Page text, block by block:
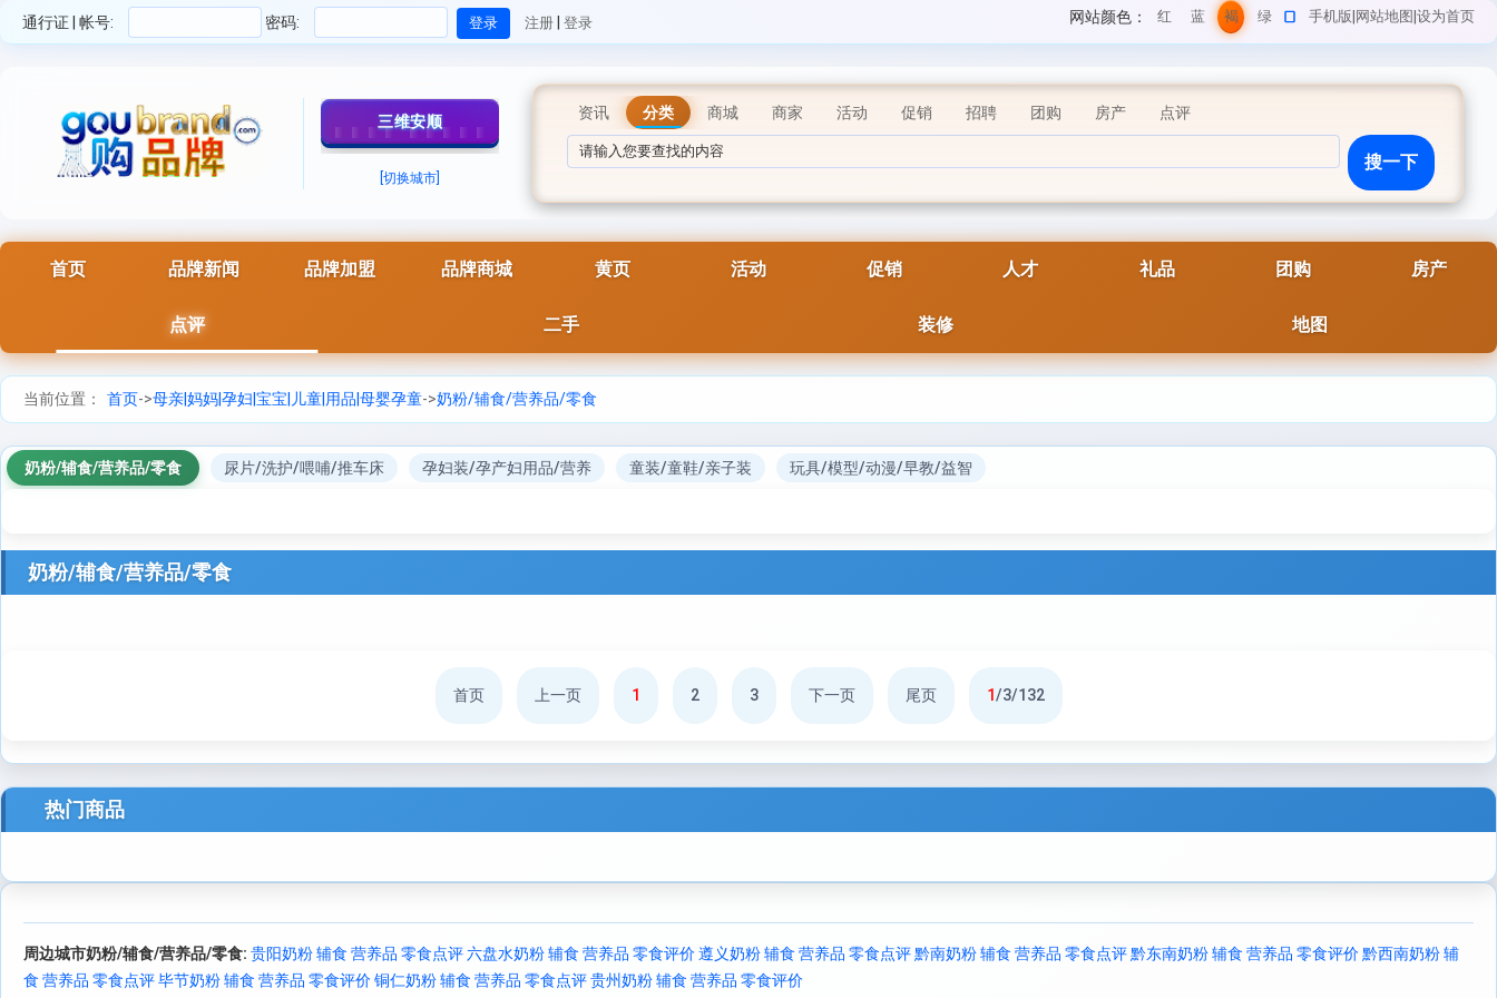
通行证 | 帐号: 密码: 注册 | 登录 手机版 网站地图 设为首页
红
色
蓝
色
褐
色
绿
色
网站颜色：
三维安顺
[切换城市]
资讯 分类 商城 商家 活动 促销 招聘 团购 房产 点评
首页 品牌新闻 品牌加盟 品牌商城 黄页 活动 促销 人才 礼品 团购 房产
点评 二手 装修 地图
当前位置： 首页->母亲|妈妈|孕妇|宝宝|儿童|用品|母婴孕童->奶粉/辅食/营养品/零食
奶粉/辅食/营养品/零食 尿片/洗护/喂哺/推车床 孕妇装/孕产妇用品/营养 童装/童鞋/亲子装 玩具/模型/动漫/早教/益智
奶粉/辅食/营养品/零食
首页 上一页 1 2 3 下一页 尾页 1/3/132
热门商品
周边城市奶粉/辅食/营养品/零食: 贵阳奶粉 辅食 营养品 零食点评六盘水奶粉 辅食 营养品 零食评价遵义奶粉 辅食 营养品 零食点评黔南奶粉 辅食 营养品 零食点评黔东南奶粉 辅食 营养品 零食评价黔西南奶粉 辅
食 营养品 零食点评毕节奶粉 辅食 营养品 零食评价铜仁奶粉 辅食 营养品 零食点评贵州奶粉 辅食 营养品 零食评价